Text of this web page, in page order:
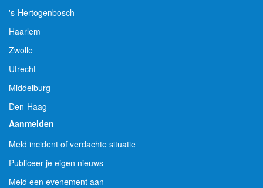
's-Hertogenbosch
Haarlem
Zwolle
Utrecht
Middelburg
Den-Haag
Aanmelden
Meld incident of verdachte situatie
Publiceer je eigen nieuws
Meld een evenement aan